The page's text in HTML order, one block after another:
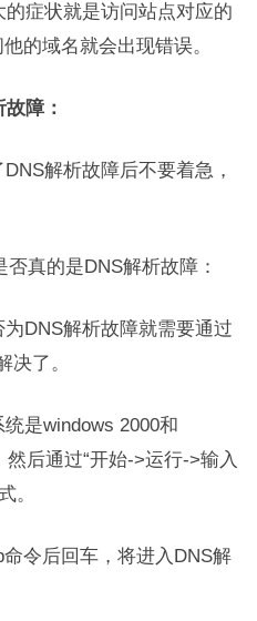
症状就是访问站点对应的
的域名就会出现错误。
障：
解析故障后不要着急，
真的是DNS解析故障：
DNS解析故障就需要通过
决了。
是windows 2000和
后通过“开始->运行->输入
。
令后回车，将进入DNS解